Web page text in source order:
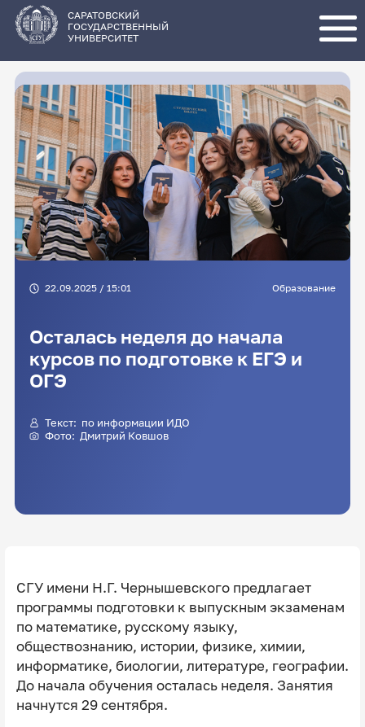
основному
содержанию
САРАТОВСКИЙ
ГОСУДАРСТВЕННЫЙ
УНИВЕРСИТЕТ
22.09.2025 / 15:01 Образование
Осталась неделя до начала
курсов по подготовке к ЕГЭ и
ОГЭ
Текст: по информации ИДО
Фото: Дмитрий Ковшов
СГУ имени Н.Г. Чернышевского предлагает
программы подготовки к выпускным экзаменам
по математике, русскому языку,
обществознанию, истории, физике, химии,
информатике, биологии, литературе, географии.
До начала обучения осталась неделя. Занятия
начнутся 29 сентября.